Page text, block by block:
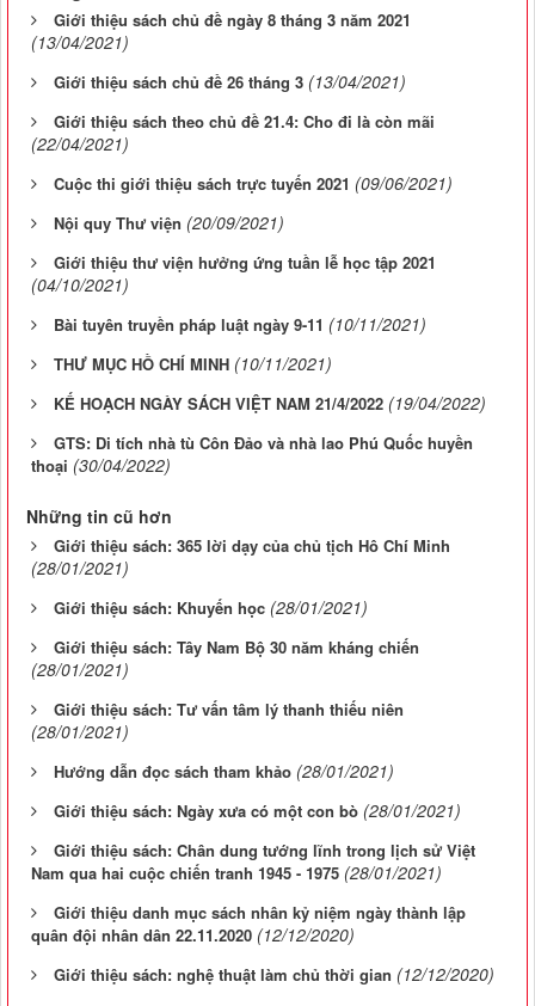
Giới thiệu sách chủ đề ngày 8 tháng 3 năm 2021
(13/04/2021)
Giới thiệu sách chủ đề 26 tháng 3 (13/04/2021)
Giới thiệu sách theo chủ đề 21.4: Cho đi là còn mãi
(22/04/2021)
Cuộc thi giới thiệu sách trực tuyến 2021 (09/06/2021)
Nội quy Thư viện (20/09/2021)
Giới thiệu thư viện hưởng ứng tuần lễ học tập 2021
(04/10/2021)
Bài tuyên truyền pháp luật ngày 9-11 (10/11/2021)
THƯ MỤC HỒ CHÍ MINH (10/11/2021)
KẾ HOẠCH NGÀY SÁCH VIỆT NAM 21/4/2022 (19/04/2022)
GTS: Di tích nhà tù Côn Đảo và nhà lao Phú Quốc huyền
thoại (30/04/2022)
Những tin cũ hơn
Giới thiệu sách: 365 lời dạy của chủ tịch Hô Chí Minh
(28/01/2021)
Giới thiệu sách: Khuyến học (28/01/2021)
Giới thiệu sách: Tây Nam Bộ 30 năm kháng chiến
(28/01/2021)
Giới thiệu sách: Tư vấn tâm lý thanh thiếu niên
(28/01/2021)
Hướng dẫn đọc sách tham khảo (28/01/2021)
Giới thiệu sách: Ngày xưa có một con bò (28/01/2021)
Giới thiệu sách: Chân dung tướng lĩnh trong lịch sử Việt
Nam qua hai cuộc chiến tranh 1945 - 1975 (28/01/2021)
Giới thiệu danh mục sách nhân kỷ niệm ngày thành lập
quân đội nhân dân 22.11.2020 (12/12/2020)
Giới thiệu sách: nghệ thuật làm chủ thời gian (12/12/2020)